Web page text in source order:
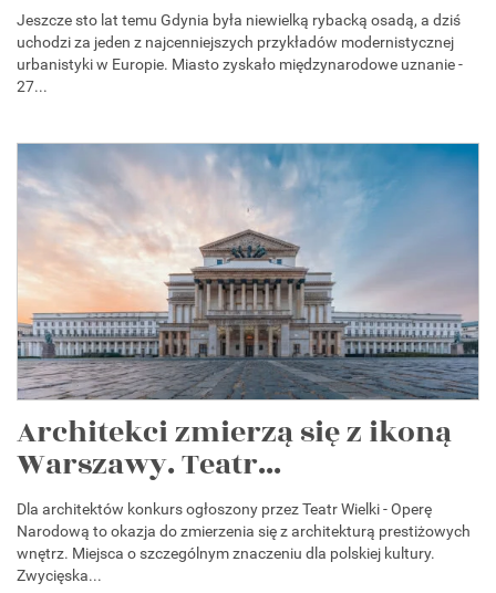
Jeszcze sto lat temu Gdynia była niewielką rybacką osadą, a dziś
uchodzi za jeden z najcenniejszych przykładów modernistycznej
urbanistyki w Europie. Miasto zyskało międzynarodowe uznanie -
27...
Architekci zmierzą się z ikoną
Warszawy. Teatr...
Dla architektów konkurs ogłoszony przez Teatr Wielki - Operę
Narodową to okazja do zmierzenia się z architekturą prestiżowych
wnętrz. Miejsca o szczególnym znaczeniu dla polskiej kultury.
Zwycięska...